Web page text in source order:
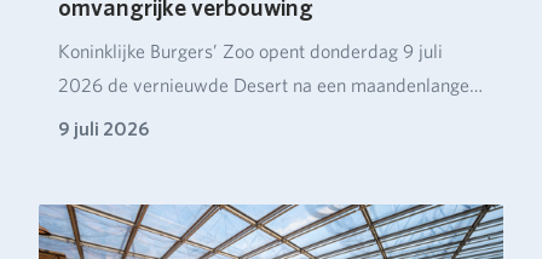
omvangrijke verbouwing
Koninklijke Burgers’ Zoo opent donderdag 9 juli
2026 de vernieuwde Desert na een maandenlange
verbou…
9 juli 2026